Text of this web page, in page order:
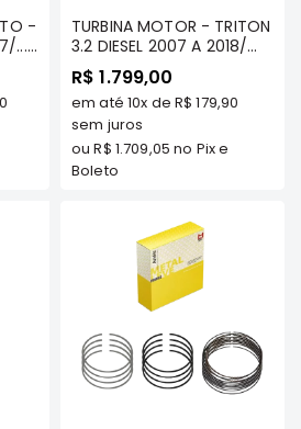
Motor
Suspensão
Freio
Correias
-
..../
TURBINA MOTOR - TRITON
3.2 DIESEL 2007 A 2018/
PAJERO DAKAR 3.2 DIESEL /
TDS - EKSTRON (TC1103)
R$ 1.799,00
em até 10x de R$ 179,90
sem juros
ouR$ 1.709,05 no Pix e
Boleto